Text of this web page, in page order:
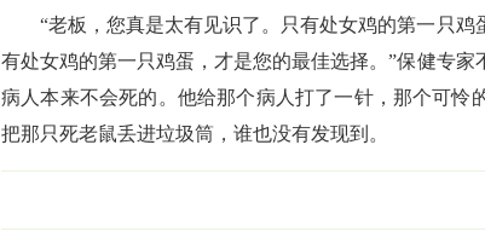
“老板，您真是太有见识了。只有处女鸡的第一只
有处女鸡的第一只鸡蛋，才是您的最佳选择。”保健专
病人本来不会死的。他给那个病人打了一针，那个可怜
把那只死老鼠丢进垃圾筒，谁也没有发现到。